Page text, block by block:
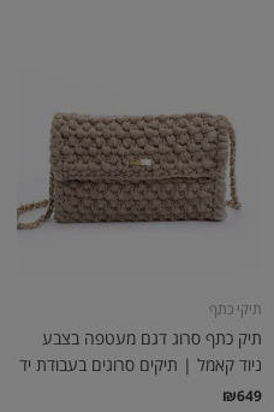
תיקי כתף
תיק כתף סרוג דגם מעטפה בצבע
ניוד קאמל | תיקים סרוגים בעבודת יד
₪649